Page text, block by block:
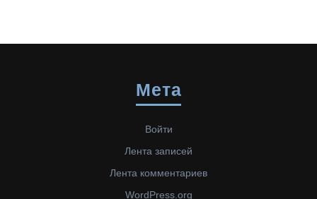
Мета
Войти
Лента записей
Лента комментариев
WordPress.org